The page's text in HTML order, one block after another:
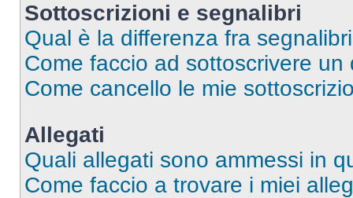
Sottoscrizioni e segnalibri
Qual è la differenza fra
Come faccio ad sottoscrivere
Come cancello le mie
Allegati
Quali allegati sono ammessi in
Come faccio a trovare i miei